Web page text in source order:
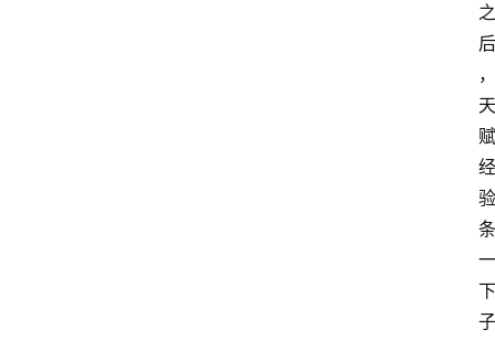
之
后
，
天
赋
经
验
条
一
下
子